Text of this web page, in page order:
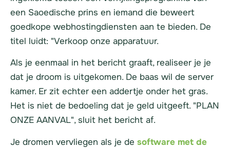
een Saoedische prins en iemand die beweert
goedkope webhostingdiensten aan te bieden. De
titel luidt: "Verkoop onze apparatuur.
Als je eenmaal in het bericht graaft, realiseer je je
dat je droom is uitgekomen. De baas wil de server
kamer. Er zit echter een addertje onder het gras.
Het is niet de bedoeling dat je geld uitgeeft. "PLAN
ONZE AANVAL", sluit het bericht af.
Je dromen vervliegen als je de software met de